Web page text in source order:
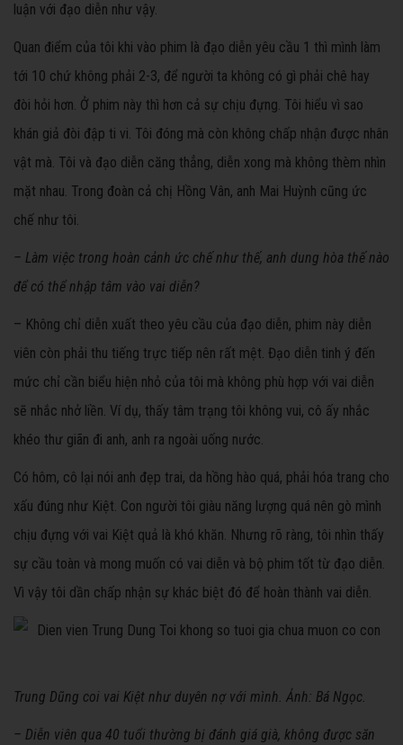
luận với đạo diễn như vậy.
Quan điểm của tôi khi vào phim là đạo diễn yêu cầu 1 thì mình làm
tới 10 chứ không phải 2-3, để người ta không có gì phải chê hay
đòi hỏi hơn. Ở phim này thì hơn cả sự chịu đựng. Tôi hiểu vì sao
khán giả đòi đập ti vi. Tôi đóng mà còn không chấp nhận được nhân
vật mà. Tôi và đạo diễn căng thẳng, diễn xong mà không thèm nhìn
mặt nhau. Trong đoàn cả chị Hồng Vân, anh Mai Huỳnh cũng ức
chế như tôi.
– Làm việc trong hoàn cảnh ức chế như thế, anh dung hòa thế nào
để có thể nhập tâm vào vai diễn?
– Không chỉ diễn xuất theo yêu cầu của đạo diễn, phim này diễn
viên còn phải thu tiếng trực tiếp nên rất mệt. Đạo diễn tinh ý đến
mức chỉ cần biểu hiện nhỏ của tôi mà không phù hợp với vai diễn
sẽ nhắc nhở liền. Ví dụ, thấy tâm trạng tôi không vui, cô ấy nhắc
khéo thư giãn đi anh, anh ra ngoài uống nước.
Có hôm, cô lại nói anh đẹp trai, da hồng hào quá, phải hóa trang cho
xấu đúng như Kiệt. Con người tôi giàu năng lượng quá nên gò mình
chịu đựng với vai Kiệt quả là khó khăn. Nhưng rõ ràng, tôi nhìn thấy
sự cầu toàn và mong muốn có vai diễn và bộ phim tốt từ đạo diễn.
Vì vậy tôi dần chấp nhận sự khác biệt đó để hoàn thành vai diễn.
Trung Dũng coi vai Kiệt như duyên nợ với mình. Ảnh: Bá Ngọc.
– Diễn viên qua 40 tuổi thường bị đánh giá già, không được săn